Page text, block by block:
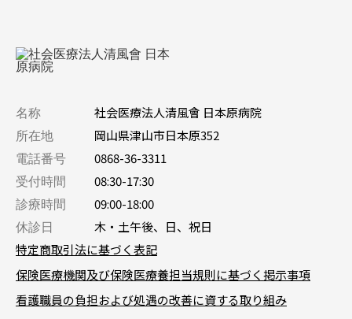
名称 社会医療法人清風會 日本原病院
所在地 岡山県津山市日本原352
電話番号 0868-36-3311
受付時間 08:30-17:30
診療時間 09:00-18:00
休診日
木・土午後、日、祝日
特定商取引法に基づく表記
保険医療機関及び保険医療養担当規則に基づく掲示事項
看護職員の負担および処遇の改善に資する取り組み